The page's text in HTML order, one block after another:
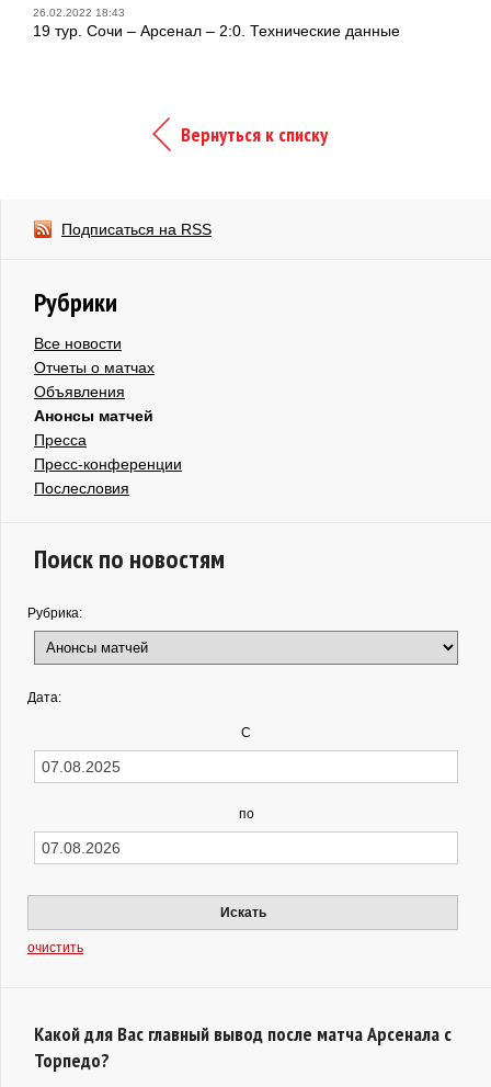
26.02.2022 18:43
19 тур. Сочи – Арсенал – 2:0. Технические данные
Вернуться к списку
Подписаться на RSS
Рубрики
Все новости
Отчеты о матчах
Объявления
Анонсы матчей
Пресса
Пресс-конференции
Послесловия
Поиск по новостям
Рубрика:
Дата:
С
по
Искать
очистить
Какой для Вас главный вывод после матча Арсенала с
Торпедо?